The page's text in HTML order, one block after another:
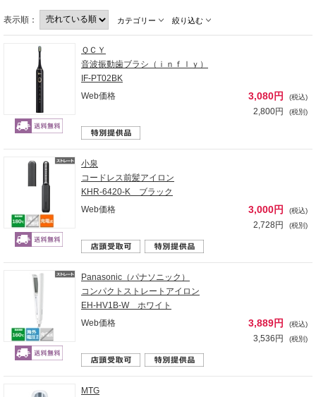
表示順： カテゴリー 絞り込む
ＱＣＹ
音波振動歯ブラシ（ｉｎｆｌｙ）
IF-PT02BK
Web価格
3,080円 (税込)
2,800円 (税別)
小泉
コードレス前髪アイロン
KHR-6420-K ブラック
Web価格
3,000円 (税込)
2,728円 (税別)
Panasonic（パナソニック）
コンパクトストレートアイロン
EH-HV1B-W ホワイト
Web価格
3,889円 (税込)
3,536円 (税別)
MTG